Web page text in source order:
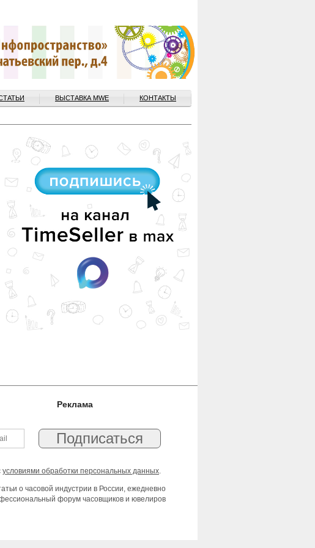
ВЫСТАВКА MWE КОНТАКТЫ
Реклама
условиями обработки персональных данных.
о часовой индустрии в России, ежедневно
форум часовщиков и ювелиров